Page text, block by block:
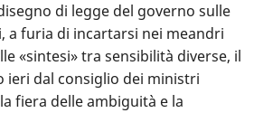
di legge del governo sulle
a furia di incartarsi nei meandri
«sintesi» tra sensibilità diverse, il
ieri dal consiglio dei ministri
fiera delle ambiguità e la